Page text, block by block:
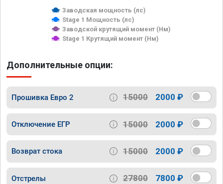
Заводская мощность (лс)
Stage 1 Мощность (лс)
Заводской крутящий момент (Нм)
Stage 1 Крутящий момент (Нм)
Дополнительные опции:
Прошивка Евро 2 15000 2000 ₽
Отключение ЕГР 15000 2000 ₽
Возврат стока 15000 2000 ₽
Отстрелы 27800 7800 ₽